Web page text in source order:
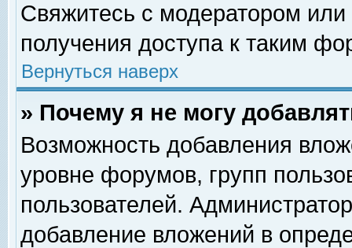
Свяжитесь с модератором
получения доступа к таким
Вернуться наверх
» Почему я не могу
Возможность добавления
уровне форумов, групп
пользователей.
добавление вложений в